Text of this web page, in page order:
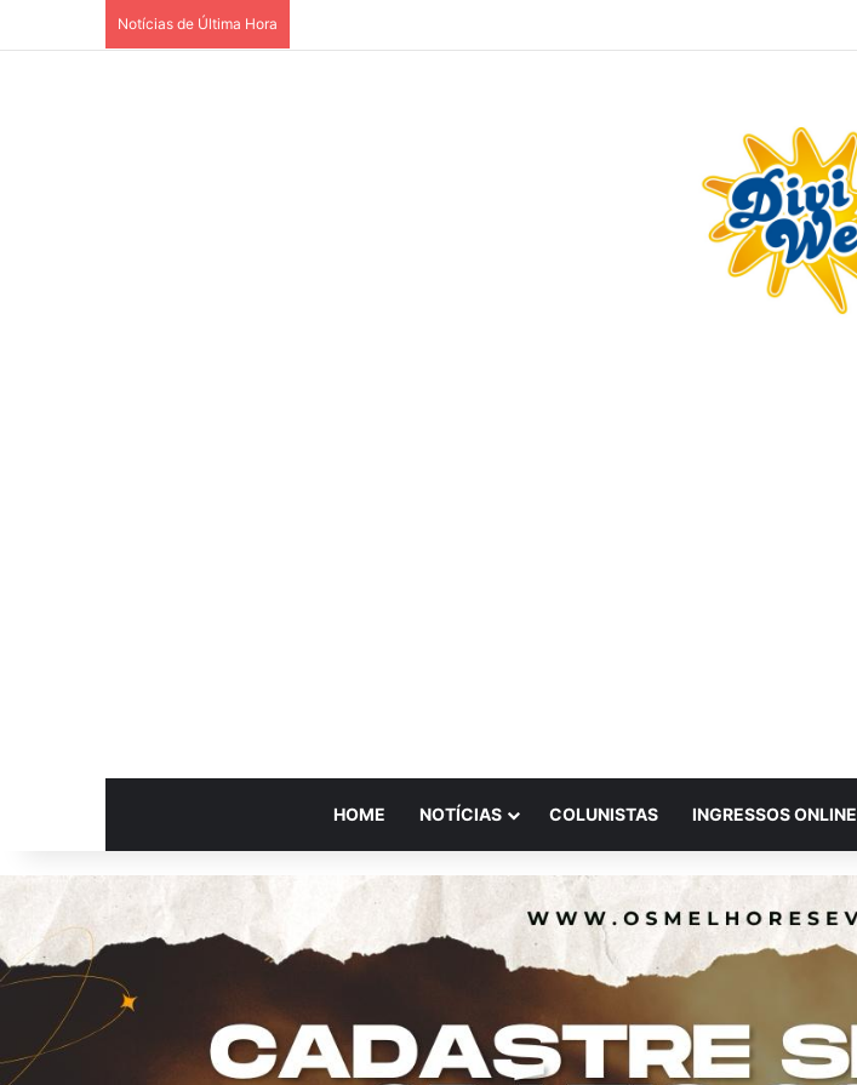
Notícias de Última Hora
HOME NOTÍCIAS COLUNISTAS INGRESSOS ONLINE